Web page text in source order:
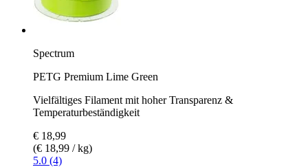
Spectrum
PETG Premium Lime Green
Vielfältiges Filament mit hoher Transparenz &
Temperaturbeständigkeit
€ 18,99
(€ 18,99 / kg)
5.0 (4)